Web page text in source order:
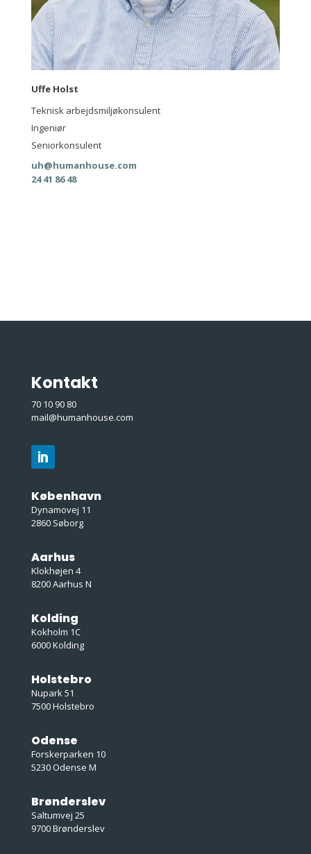
Uffe Holst
Teknisk arbejdsmiljøkonsulent
Ingeniør
Seniorkonsulent
uh@humanhouse.com
24 41 86 48
Kontakt
70 10 90 80
mail@humanhouse.com
København
Dynamovej 11
2860 Søborg
Aarhus
Klokhøjen 4
8200 Aarhus N
Kolding
Kokholm 1C
6000 Kolding
Holstebro
Nupark 51
7500 Holstebro
Odense
Forskerparken 10
5230 Odense M
Brønderslev
Saltumvej 25
9700 Brønderslev